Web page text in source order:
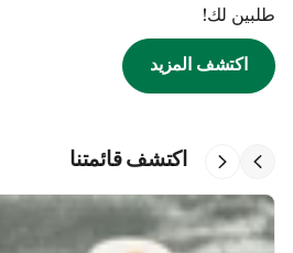
طلبين لك!
اكتشف المزيد
اكتشف قائمتنا